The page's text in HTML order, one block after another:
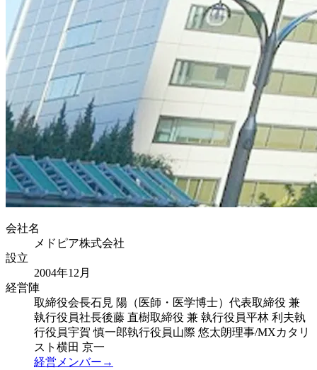
会社名
メドピア株式会社
設立
2004年12月
経営陣
取締役会長石見 陽（医師・医学博士） 代表取締役 兼
執行役員社長後藤 直樹取締役 兼 執行役員平林 利夫執
行役員宇賀 慎一郎執行役員山際 悠太朗理事/MXカタリ
スト 横田 京一
経営メンバー→